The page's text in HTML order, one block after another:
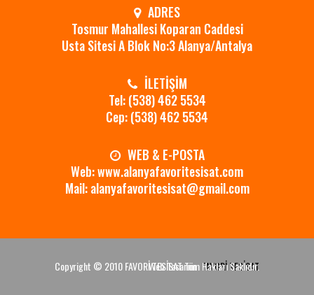
ADRES
Tosmur Mahallesi Koparan Caddesi
Usta Sitesi A Blok No:3 Alanya/Antalya
İLETİŞİM
Tel: (538) 462 5534
Cep: (538) 462 5534
WEB & E-POSTA
Web: www.alanyafavoritesisat.com
Mail: alanyafavoritesisat@gmail.com
Copyright © 2010 FAVORİ TESİSAT Tüm Hakları Saklıdır.
FAVORİ TESİSAT
Web Tasarım